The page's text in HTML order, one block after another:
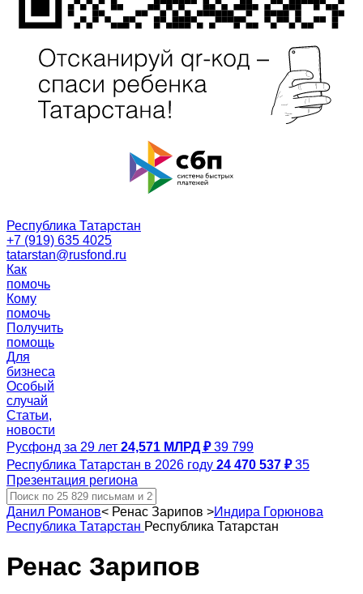
Республика Татарстан
+7 (919) 635 4025
tatarstan@rusfond.ru
Как
помочь
Кому
помочь
Получить
помощь
Для
бизнеса
Особый
случай
Статьи,
новости
Русфонд за 29 лет 24,571 МЛРД ₽ 39 799
Республика Татарстан в 2026 году 24 470 537 ₽ 35
Презентация региона
Данил Романов< Ренас Зарипов >Индира Горюнова
Республика Татарстан Республика Татарстан
Ренас Зарипов